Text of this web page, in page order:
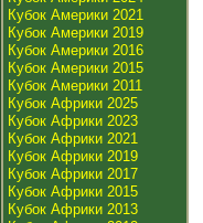
Кубок Америки 2021
Кубок Америки 2019
Кубок Америки 2016
Кубок Америки 2015
Кубок Америки 2011
Кубок Африки 2025
Кубок Африки 2023
Кубок Африки 2021
Кубок Африки 2019
Кубок Африки 2017
Кубок Африки 2015
Кубок Африки 2013